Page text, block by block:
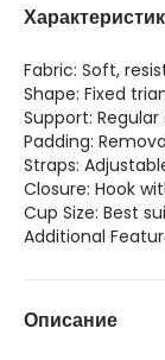
Fabric: Soft,
Shape: Fixed
Support:
Padding:
Straps:
Closure: Hook
Cup Size: Best
Additional
Описание